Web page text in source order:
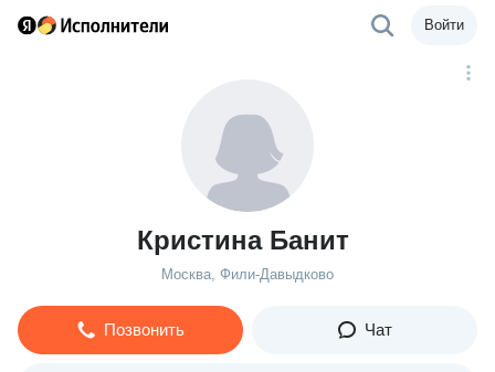
Войти
Кристина Банит
Москва, Фили-Давыдково
Позвонить Чат